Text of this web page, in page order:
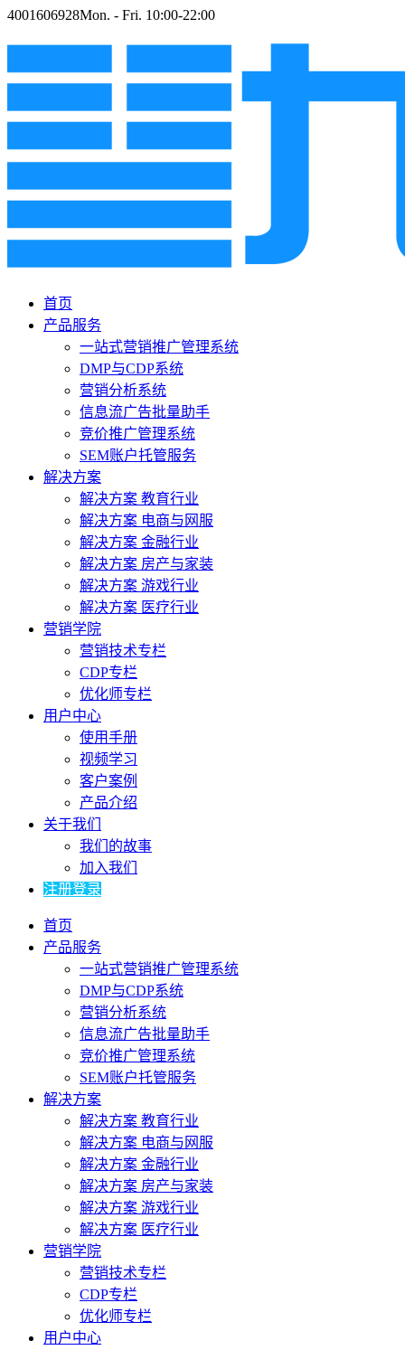
4001606928Mon. - Fri. 10:00-22:00
首页
产品服务
一站式营销推广管理系统
DMP与CDP系统
营销分析系统
信息流广告批量助手
竞价推广管理系统
SEM账户托管服务
解决方案
解决方案 教育行业
解决方案 电商与网服
解决方案 金融行业
解决方案 房产与家装
解决方案 游戏行业
解决方案 医疗行业
营销学院
营销技术专栏
CDP专栏
优化师专栏
用户中心
使用手册
视频学习
客户案例
产品介绍
关于我们
我们的故事
加入我们
注册登录
首页
产品服务
一站式营销推广管理系统
DMP与CDP系统
营销分析系统
信息流广告批量助手
竞价推广管理系统
SEM账户托管服务
解决方案
解决方案 教育行业
解决方案 电商与网服
解决方案 金融行业
解决方案 房产与家装
解决方案 游戏行业
解决方案 医疗行业
营销学院
营销技术专栏
CDP专栏
优化师专栏
用户中心